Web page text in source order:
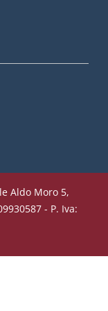
Aldo Moro 5,
- P. Iva: